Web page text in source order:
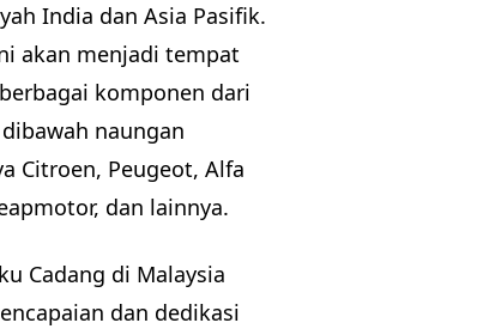
India dan Asia Pasifik.
akan menjadi tempat
komponen dari
naungan
Citroen, Peugeot, Alfa
dan lainnya.
Cadang di Malaysia
dan dedikasi